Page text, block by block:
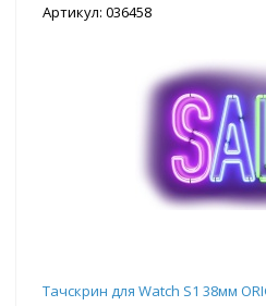
Артикул: 036458
Тачскрин для Watch S1 38мм